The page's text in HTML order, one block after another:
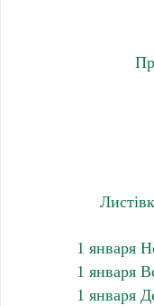
1 января
1 января
1 января